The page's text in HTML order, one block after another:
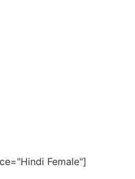
Female"]